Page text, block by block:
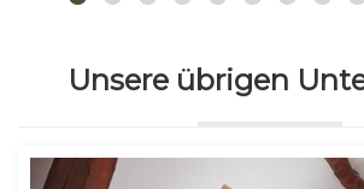
Unsere übrigen